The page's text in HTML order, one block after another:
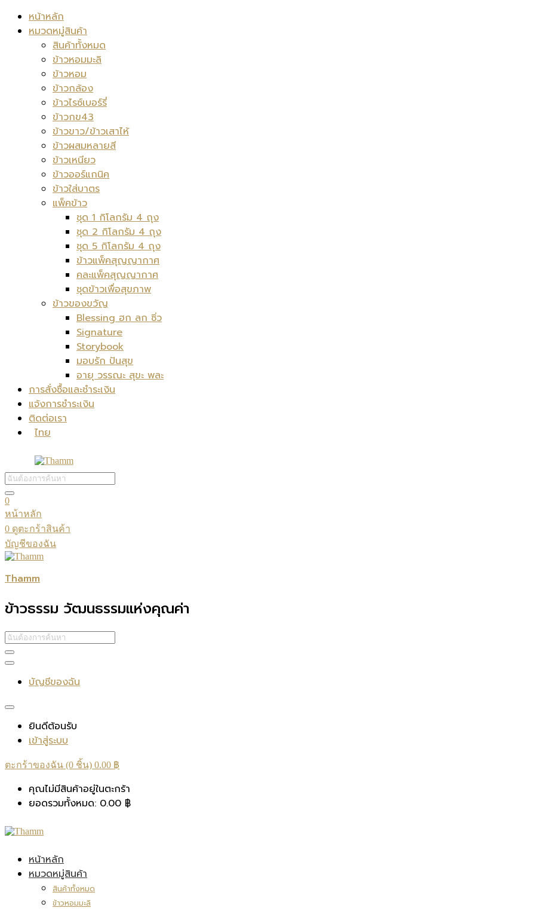
หน้าหลัก
หมวดหมู่สินค้า
สินค้าทั้งหมด
ข้าวหอมมะลิ
ข้าวหอม
ข้าวกล้อง
ข้าวไรซ์เบอร์รี่
ข้าวกข43
ข้าวขาว/ข้าวเสาไห้
ข้าวผสมหลายสี
ข้าวเหนียว
ข้าวออร์แกนิค
ข้าวใส่บาตร
แพ็คข้าว
ชุด 1 กิโลกรัม 4 ถุง
ชุด 2 กิโลกรัม 4 ถุง
ชุด 5 กิโลกรัม 4 ถุง
ข้าวแพ็คสุญญากาศ
คละแพ็คสุญญากาศ
ชุดข้าวเพื่อสุขภาพ
ข้าวของขวัญ
Blessing ฮก ลก ซิ่ว
Signature
Storybook
มอบรัก ปันสุข
อายุ วรรณะ สุขะ พละ
การสั่งซื้อและชำระเงิน
แจ้งการชำระเงิน
ติดต่อเรา
ไทย
0
หน้าหลัก
0 ดูตะกร้าสินค้า
บัญชีของฉัน
Thamm
ข้าวธรรม วัฒนธรรมแห่งคุณค่า
บัญชีของฉัน
ยินดีต้อนรับ
เข้าสู่ระบบ
ตะกร้าของฉัน (0 ชิ้น) 0.00 ฿
คุณไม่มีสินค้าอยู่ในตะกร้า
ยอดรวมทั้งหมด: 0.00 ฿
หน้าหลัก
หมวดหมู่สินค้า
สินค้าทั้งหมด
ข้าวหอมมะลิ